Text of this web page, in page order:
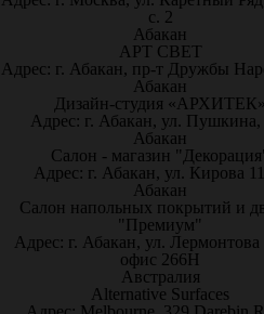
с. 2
Абакан
АРТ СВЕТ
Адрес: г. Абакан, пр-т Дружбы
Абакан
Дизайн-студия «АРХИТЕК»
Адрес: г. Абакан, ул. Пушкина,
Абакан
Салон - магазин
Адрес: г. Абакан, ул. Кирова
Абакан
Салон напольных покрытий и
"Премиум"
Адрес: г. Абакан, ул. Лермонтова
офис 266Н
Австралия
Alternative Surfaces